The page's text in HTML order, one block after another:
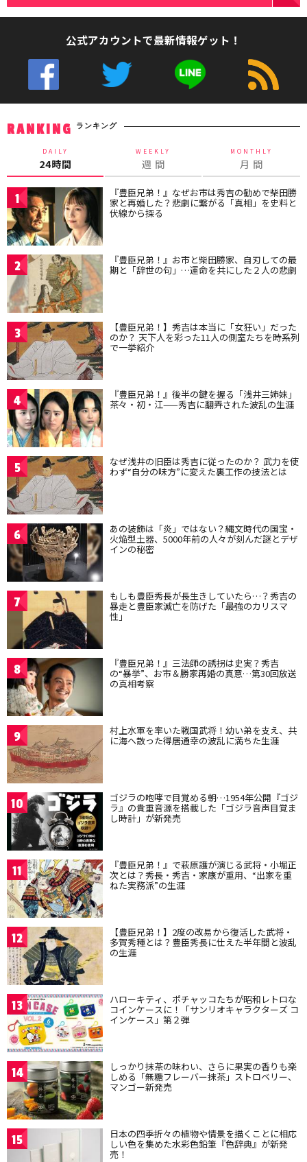
公式アカウントで最新情報ゲット！
RANKING ランキング
DAILY
24時間
WEEKLY
週 間
MONTHLY
月 間
1 『豊臣兄弟！』なぜお市は秀吉の勧めで柴田勝
家と再婚した？悲劇に繋がる「真相」を史料と
伏線から探る
2 『豊臣兄弟！』お市と柴田勝家、自刃しての最
期と「辞世の句」…運命を共にした２人の悲劇
3 【豊臣兄弟！】秀吉は本当に「女狂い」だった
のか？ 天下人を彩った11人の側室たちを時系列
で一挙紹介
4 『豊臣兄弟！』後半の鍵を握る「浅井三姉妹」
茶々・初・江——秀吉に翻弄された波乱の生涯
5 なぜ浅井の旧臣は秀吉に従ったのか？ 武力を使
わず“自分の味方”に変えた裏工作の技法とは
6 あの装飾は「炎」ではない？縄文時代の国宝・
火焔型土器、5000年前の人々が刻んだ謎とデザ
インの秘密
7 もしも豊臣秀長が長生きしていたら…？秀吉の
暴走と豊臣家滅亡を防げた「最強のカリスマ
性」
8 『豊臣兄弟！』三法師の誘拐は史実？秀吉
の“暴挙”、お市＆勝家再婚の真意…第30回放送
の真相考察
9 村上水軍を率いた戦国武将！幼い弟を支え、共
に海へ散った得居通幸の波乱に満ちた生涯
10 ゴジラの咆哮で目覚める朝…1954年公開『ゴジ
ラ』の貴重音源を搭載した「ゴジラ音声目覚ま
し時計」が新発売
11 『豊臣兄弟！』で萩原護が演じる武将・小堀正
次とは？秀長・秀吉・家康が重用、“出家を重
ねた実務派”の生涯
12 【豊臣兄弟！】2度の改易から復活した武将・
多賀秀種とは？豊臣秀長に仕えた半年間と波乱
の生涯
13 ハローキティ、ポチャッコたちが昭和レトロな
コインケースに！「サンリオキャラクターズ コ
インケース」第２弾
14 しっかり抹茶の味わい、さらに果実の香りも楽
しめる「無糖フレーバー抹茶」ストロベリー、
マンゴー新発売
15 日本の四季折々の植物や情景を描くことに相応
しい色を集めた水彩色鉛筆『色辞典』が新発
売！